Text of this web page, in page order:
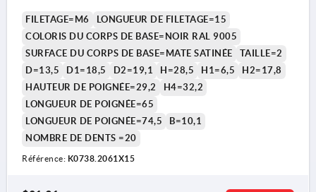
1) Bout plat chanfreiné DIN EN ISO 4753
FILETAGE=M6
LONGUEUR DE FILETAGE=15
COLORIS DU CORPS DE BASE=NOIR RAL 9005
SURFACE DU CORPS DE BASE=MATE SATINÉE
TAILLE=2
D=13,5
D1=18,5 D2=19,1 H=28,5 H1=6,5
H2=17,8
HAUTEUR DE POIGNÉE=29,2
H4=32,2
LONGUEUR DE POIGNÉE=65
LONGUEUR DE POIGNÉE=74,5
B=10,1
NOMBRE DE DENTS =20
Référence: K0738.2061X15